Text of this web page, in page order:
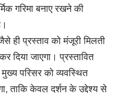
गरिमा बनाए रखने की
ही प्रस्ताव को मंजूरी मिलती
दिया जाएगा। प्रस्तावित
परिसर को व्यवस्थित
ताकि केवल दर्शन के उद्देश्य से